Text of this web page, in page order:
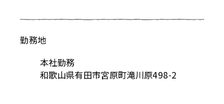
勤務地
本社勤務
和歌山県有田市宮原町滝川原498-2